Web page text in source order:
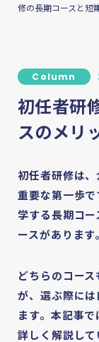
修の長期コースと短
Column
初任者研
スのメリ
初任者研修は、
重要な第一歩
学する長期コ
ースがあります。
どちらのコー
が、選ぶ際に
ます。本記事
詳しく解説し